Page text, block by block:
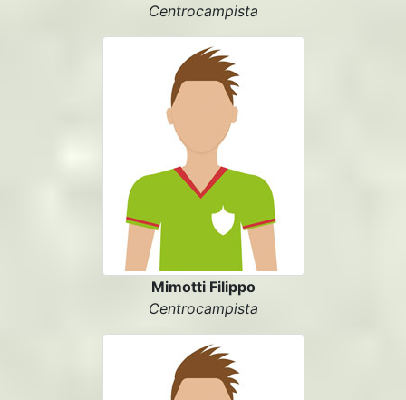
Centrocampista
Mimotti Filippo
Centrocampista